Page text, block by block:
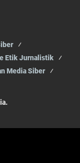
Etik Jurnalistik
Media Siber